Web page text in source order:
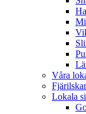
Våra
Lokala